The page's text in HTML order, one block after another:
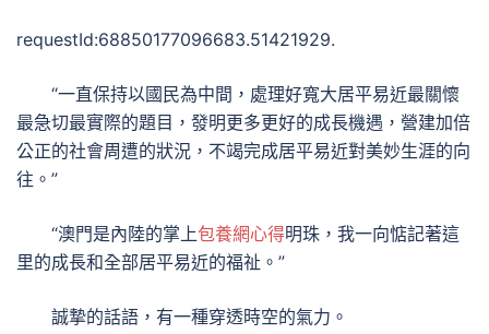
requestId:68850177096683.51421929.
“一直保持以國民為中間，處理好寬大居平易近最關懷
最急切最實際的題目，發明更多更好的成長機遇，營建加倍
公正的社會周遭的狀況，不竭完成居平易近對美妙生涯的向
往。”
“澳門是內陸的掌上包養網心得明珠，我一向惦記著這
里的成長和全部居平易近的福祉。”
誠摯的話語，有一種穿透時空的氣力。